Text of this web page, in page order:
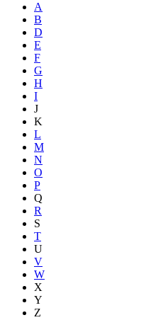
A
B
D
E
F
G
H
I
J
K
L
M
N
O
P
Q
R
S
T
U
V
W
X
Y
Z